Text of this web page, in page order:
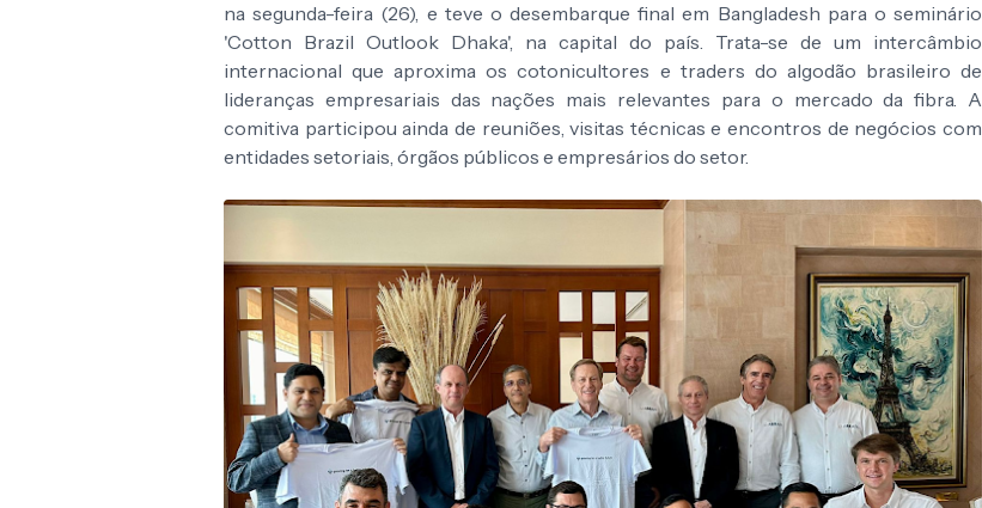
na segunda-feira (26), e teve o desembarque final em Bangladesh para o seminário
'Cotton Brazil Outlook Dhaka', na capital do país. Trata-se de um intercâmbio
internacional que aproxima os cotonicultores e traders do algodão brasileiro de
lideranças empresariais das nações mais relevantes para o mercado da fibra. A
comitiva participou ainda de reuniões, visitas técnicas e encontros de negócios com
entidades setoriais, órgãos públicos e empresários do setor.